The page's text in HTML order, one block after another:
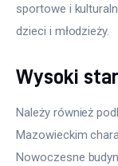
sportowe i
dzieci i młodzieży.
Wysoki
Należy również
Mazowieckim
Nowoczesne